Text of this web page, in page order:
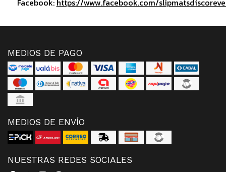
MEDIOS DE PAGO
MEDIOS DE ENVÍO
NUESTRAS REDES SOCIALES